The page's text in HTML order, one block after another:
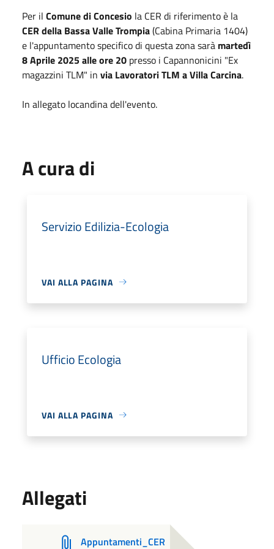
Per il Comune di Concesio la CER di riferimento è la
CER della Bassa Valle Trompia(Cabina Primaria 1404)
e l'appuntamento specifico di questa zona sarà martedì
8 Aprile 2025 alle ore 20 presso i Capannonicini "Ex
magazzini TLM" in via Lavoratori TLM a Villa Carcina.
In allegato locandina dell'evento.
A cura di
Servizio Edilizia-Ecologia
VAI ALLA PAGINA
Ufficio Ecologia
VAI ALLA PAGINA
Allegati
Appuntamenti_CER